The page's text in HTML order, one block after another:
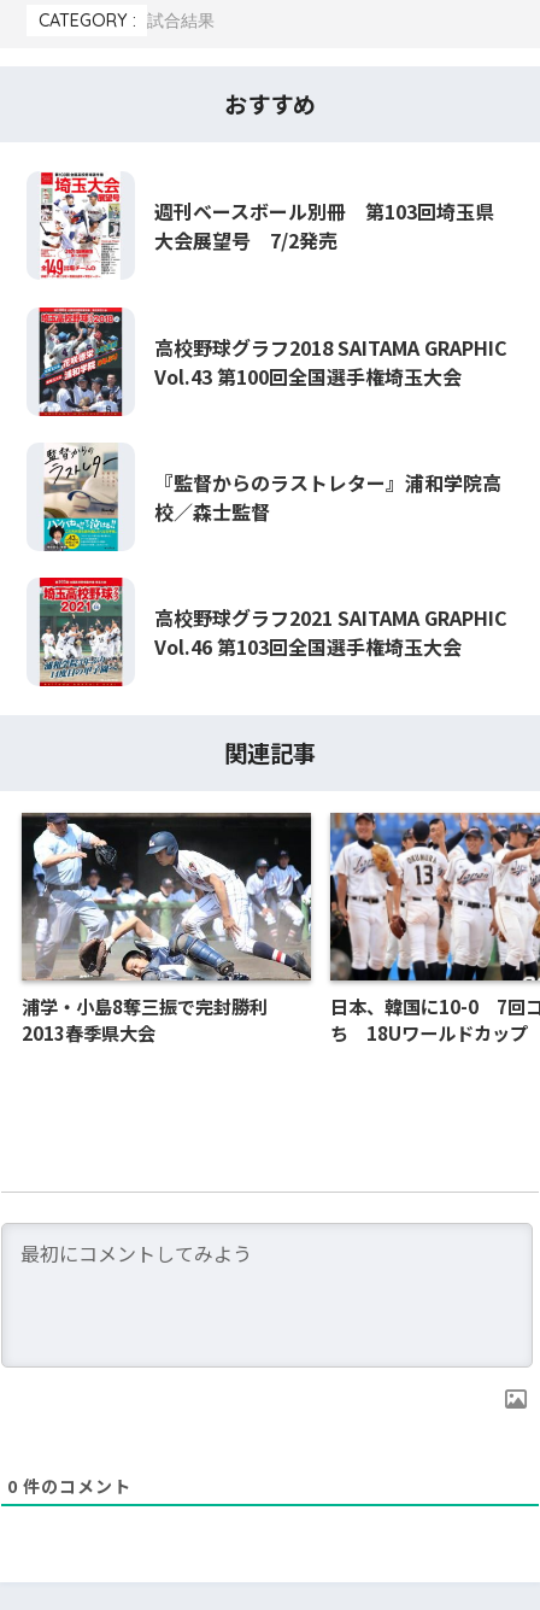
CATEGORY : 試合結果
おすすめ
週刊ベースボール別冊 第103回埼玉県
大会展望号 7/2発売
高校野球グラフ2018 SAITAMA GRAPHIC
Vol.43 第100回全国選手権埼玉大会
『監督からのラストレター』浦和学院高
校／森士監督
高校野球グラフ2021 SAITAMA GRAPHIC
Vol.46 第103回全国選手権埼玉大会
関連記事
浦学・小島8奪三振で完封勝利
2013春季県大会
日本、韓国に10-0 7回
ち 18Uワールドカップ
0 件のコメント